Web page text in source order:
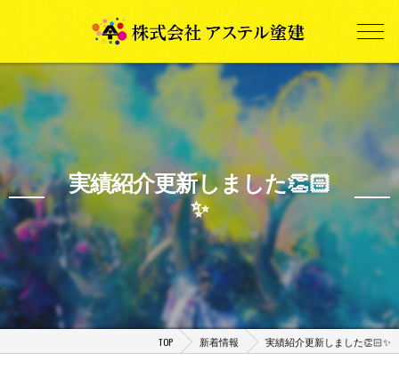
実績紹介更新しました👏🏻
✨
TOP 新着情報 実績紹介更新しました👏🏻✨